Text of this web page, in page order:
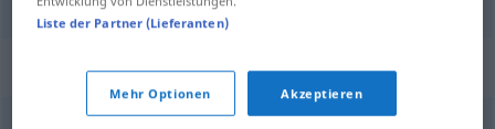
Synonyme für "zünftig"
Liste der Partner (Lieferanten)
Mehr Optionen Akzeptieren